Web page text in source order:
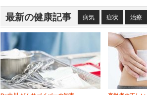
最新の健康記事 病気 症状 治療